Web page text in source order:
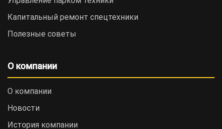
Капитальный ремонт спецтехники
Полезные советы
О компании
О компании
Новости
История компании